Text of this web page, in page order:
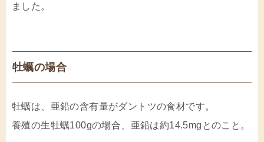
ました。
牡蠣の場合
牡蠣は、亜鉛の含有量がダントツの食材です。
養殖の生牡蠣100gの場合、亜鉛は約14.5mgとのこと。